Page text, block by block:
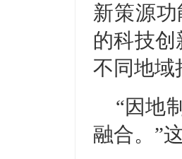
新策源
的科技
不同地域
“因地
融合。”